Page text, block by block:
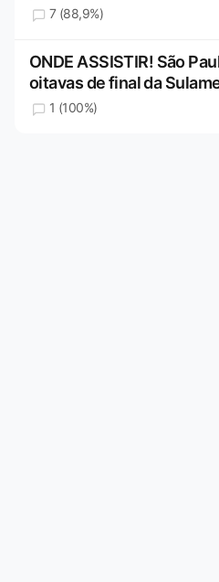
7 (88,9%)
ONDE ASSISTIR! São
oitavas de final da
1 (100%)